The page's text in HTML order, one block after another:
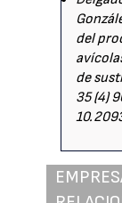
del
de
35 (4)